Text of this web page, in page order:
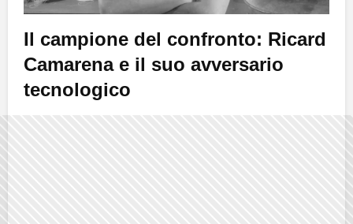
Il campione del confronto: Ricard
Camarena e il suo avversario
tecnologico